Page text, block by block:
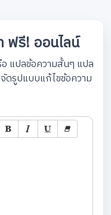
ฟรี! ออนไลน์
แปลข้อความสั้นๆ แปล
ดรูปแบบแก้ไขข้อความ